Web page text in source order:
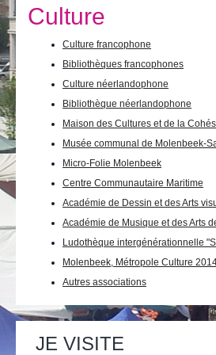
Publications
Actualités
E-guichet / Prendre RDV
Actualités
Culture
Culture francophone
Bibliothèques francophones
Culture néerlandophone
Bibliothèque néerlandophone
Maison des Cultures et de la
Musée communal de Molenbeek-
Micro-Folie Molenbeek
Centre Communautaire Maritime
Académie de Dessin et des Arts
Académie de Musique et des Arts
Ludothèque intergénérationnelle
Molenbeek, Métropole Culture
Autres associations
sur
JE VISITE